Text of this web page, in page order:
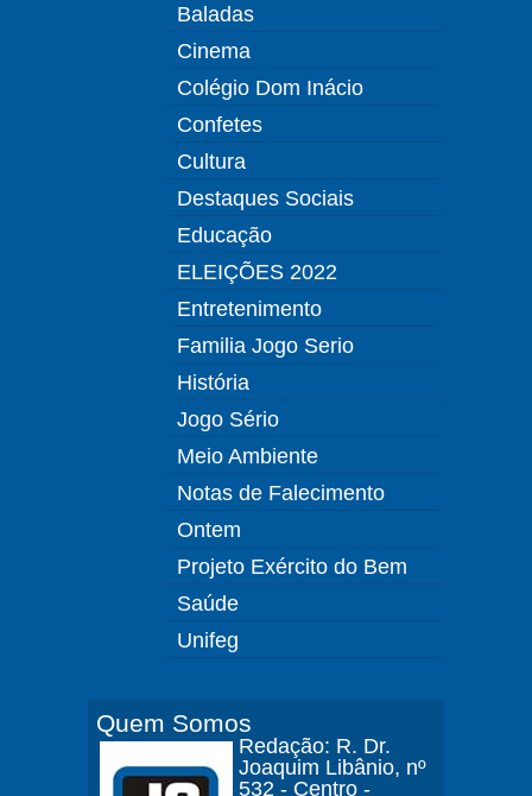
Baladas
Cinema
Colégio Dom Inácio
Confetes
Cultura
Destaques Sociais
Educação
ELEIÇÕES 2022
Entretenimento
Familia Jogo Serio
História
Jogo Sério
Meio Ambiente
Notas de Falecimento
Ontem
Projeto Exército do Bem
Saúde
Unifeg
Quem Somos
Redação: R. Dr.
Joaquim Libânio, nº
532 - Centro -